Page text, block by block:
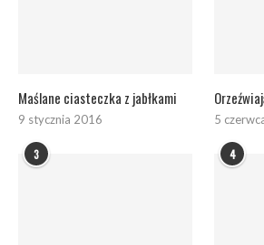
Maślane ciasteczka z jabłkami
9 stycznia 2016 5
3 4